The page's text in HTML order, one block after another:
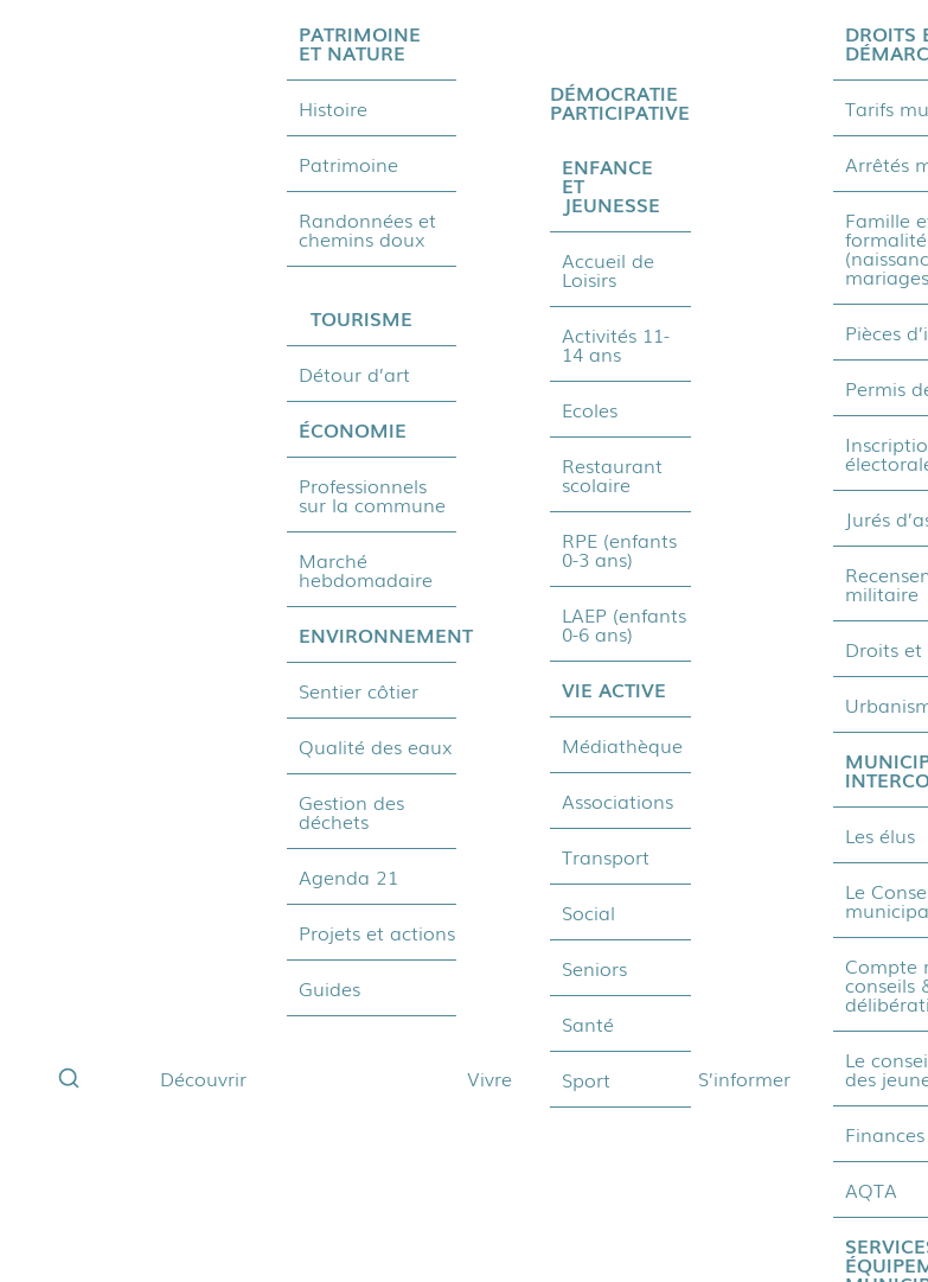
Découvrir
PATRIMOINE
ET NATURE
Histoire
Patrimoine
Randonnées et
chemins doux
TOURISME
Détour d’art
ÉCONOMIE
Professionnels
sur la commune
Marché
hebdomadaire
ENVIRONNEMENT
Sentier côtier
Qualité des eaux
Gestion des
déchets
Agenda 21
Projets et actions
Guides
Vivre
DÉMOCRATIE
PARTICIPATIVE
ENFANCE
ET
JEUNESSE
Accueil de
Loisirs
Activités 11-
14 ans
Ecoles
Restaurant
scolaire
RPE (enfants
0-3 ans)
LAEP (enfants
0-6 ans)
VIE ACTIVE
Médiathèque
Associations
Transport
Social
Seniors
Santé
Sport
S’informer
DROITS
Tarifs
Arrêtés
Famille
Pièces
Permis
Jurés
militaire
Droits et
Les élus
Le
Compte
conseils
Le
des
Finances
AQTA